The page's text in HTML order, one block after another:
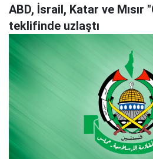
ABD, İsrail, Katar ve Mısır
teklifinde uzlaştı